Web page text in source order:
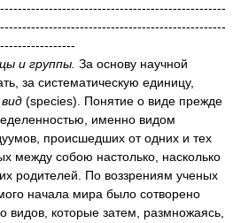
и группы. За основу научной
за систематическую единицу,
вид (species). Понятие о виде прежде
именно видом
происшедших от одних и тех
между собою настолько, насколько
родителей. По воззрениям ученых
начала мира было сотворено
видов, которые затем, размножаясь,